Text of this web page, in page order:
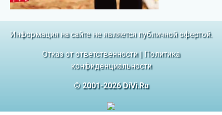
Информация на сайте не является публичной офертой.
Отказ от ответственности| Политика
конфиденциальности
© 2001-2026 DiVi.Ru